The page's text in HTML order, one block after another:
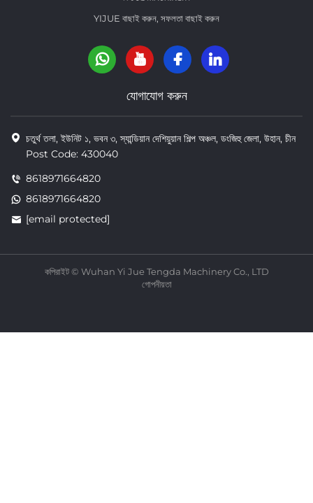
YIJUE বাছাই করুন, সফলতা বাছাই করুন
যোগাযোগ করুন
চতুর্থ তলা, ইউনিট ১, ভবন ৩, স্যান্ডিয়ান দেশিয়ুয়ান শিল্প অঞ্চল, ডংজিহু জেলা, উহান, চীন
Post Code: 430040
8618971664820
8618971664820
[email protected]
কপিরাইট © Wuhan Yi Jue Tengda Machinery Co., LTD
গোপনীয়তা